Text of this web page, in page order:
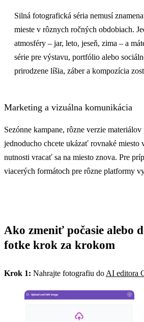
Silná fotografická séria nemusí
mieste v rôznych ročných obdobiach.
atmosféry – jar, leto, jeseň, zima – a
série pre výstavu, portfólio alebo
prirodzene líšia, záber a kompozícia
Marketing a vizuálna komunikácia
Sezónne kampane, rôzne verzie
jednoducho chcete ukázať rovnaké miesto
nutnosti vracať sa na miesto znova. Pre
viacerých formátoch pre rôzne platformy
Ako zmeniť počasie alebo
fotke krok za krokom
Krok 1: Nahrajte fotografiu doAI editora